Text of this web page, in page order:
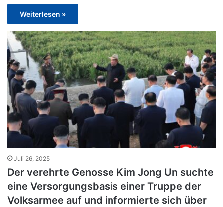
Weiterlesen »
Juli 26, 2025
Der verehrte Genosse Kim Jong Un suchte
eine Versorgungsbasis einer Truppe der
Volksarmee auf und informierte sich über